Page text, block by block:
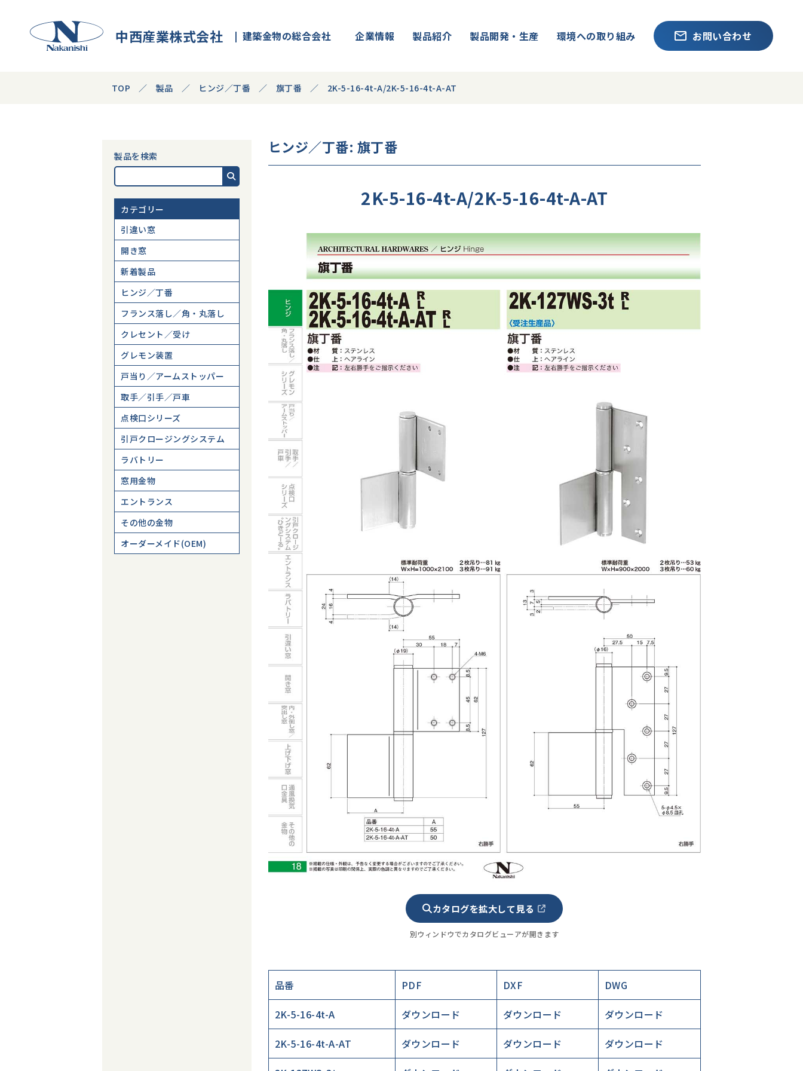
中西産業株式会社 建築金物の総合会社 企業情報 製品紹介 製品開発・生産 環境への取り組み お問い合わせ
TOP 製品 ヒンジ／丁番 旗丁番 2K-5-16-4t-A/2K-5-16-4t-A-AT
ヒンジ／丁番: 旗丁番
2K-5-16-4t-A/2K-5-16-4t-A-AT
カタログを拡大して見る
別ウィンドウでカタログビューアが開きます
品番 PDF DXF DWG
2K-5-16-4t-A ダウンロード ダウンロード ダウンロード
2K-5-16-4t-A-AT ダウンロード ダウンロード ダウンロード
製品を検索
カテゴリー
引違い窓
開き窓
新着製品
ヒンジ／丁番
フランス落し／角・丸落し
クレセント／受け
グレモン装置
戸当り／アームストッパー
取手／引手／戸車
点検口シリーズ
引戸クロージングシステム
ラバトリー
窓用金物
エントランス
その他の金物
オーダーメイド(OEM)